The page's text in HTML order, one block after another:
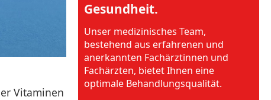
Vitaminen
Gesundheit.
Unser medizinisches Team,
bestehend aus erfahrenen und
anerkannten Fachärztinnen und
Fachärzten, bietet Ihnen eine
optimale Behandlungsqualität.